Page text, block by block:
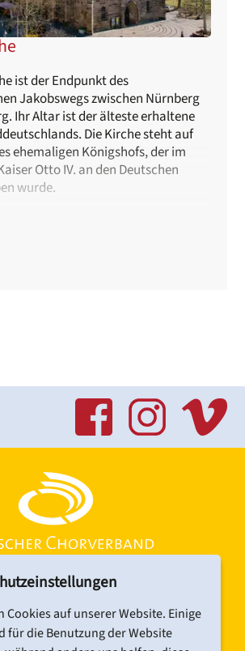
ist der Endpunkt des
Jakobswegs zwischen Nürnberg
Ihr Altar ist der älteste erhaltene
Die Kirche steht auf
ehemaligen Königshofs, der im
Otto IV. an den Deutschen
wurde.
Cookies auf unserer Website. Einige
für die Benutzung der Website